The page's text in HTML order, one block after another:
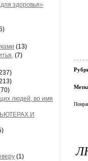
здоровья»
(13)
(7)
людей, во имя
И
(1)